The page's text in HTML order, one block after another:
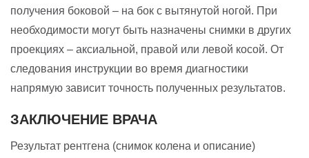
получения боковой – на бок с вытянутой ногой. При
необходимости могут быть назначены снимки в других
проекциях – аксиальной, правой или левой косой. От
следования инструкции во время диагностики
напрямую зависит точность полученных результатов.
ЗАКЛЮЧЕНИЕ ВРАЧА
Результат рентгена (снимок колена и описание)